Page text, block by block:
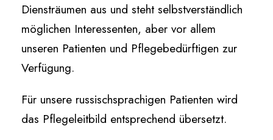
Diensträumen aus und steht selbstverständlich
möglichen Interessenten, aber vor allem
unseren Patienten und Pflegebedürftigen zur
Verfügung.
Für unsere russischsprachigen Patienten wird
das Pflegeleitbild entsprechend übersetzt.